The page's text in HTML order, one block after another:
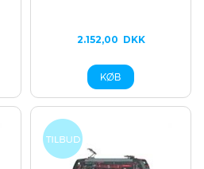
2.152,00 DKK